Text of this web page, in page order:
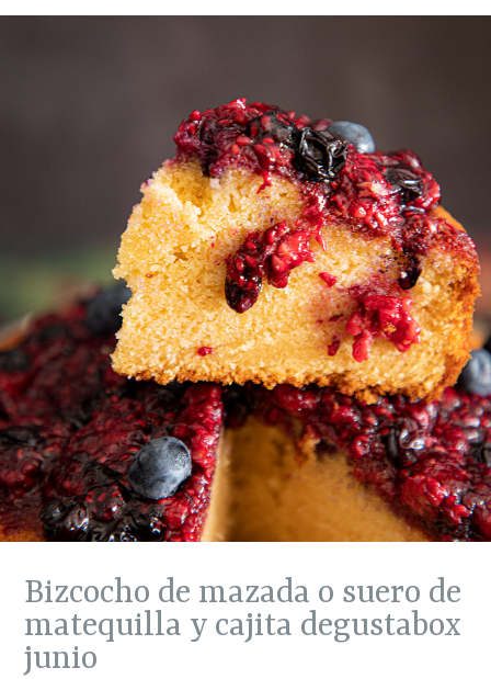
bizcocho de mazada o suero de
matequilla y cajita degustabox
junio